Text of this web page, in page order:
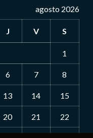
agosto 2026
J V S
1
6 7 8
13 14 15
20 21 22